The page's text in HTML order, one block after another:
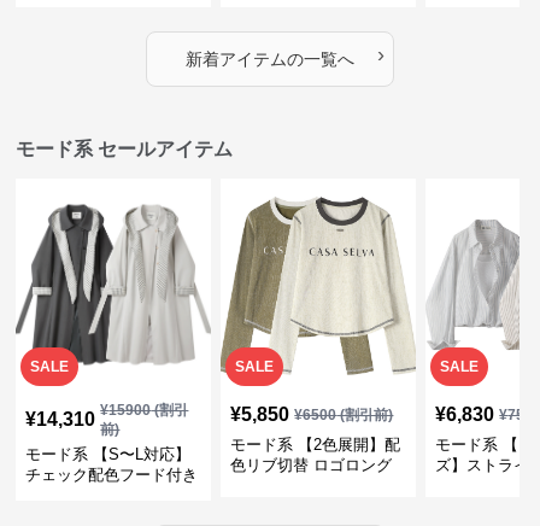
カバー・大人モード
新着アイテムの一覧へ ›
モード系 セールアイテム
SALE
¥14,310 ¥15900(割引
前)
モード系 【S〜L対応】
チェック配色フード付き
SALE
¥5,850 ¥6500(割引前)
モード系 【2色展開】配
色リブ切替 ロゴロング
SALE
¥6,830 ¥
モード系 【フ
ズ】ストライ